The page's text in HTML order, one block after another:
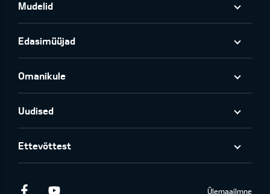
Mudelid
Edasimüüjad
Omanikule
Uudised
Ettevõttest
Facebook Ülemaailmne